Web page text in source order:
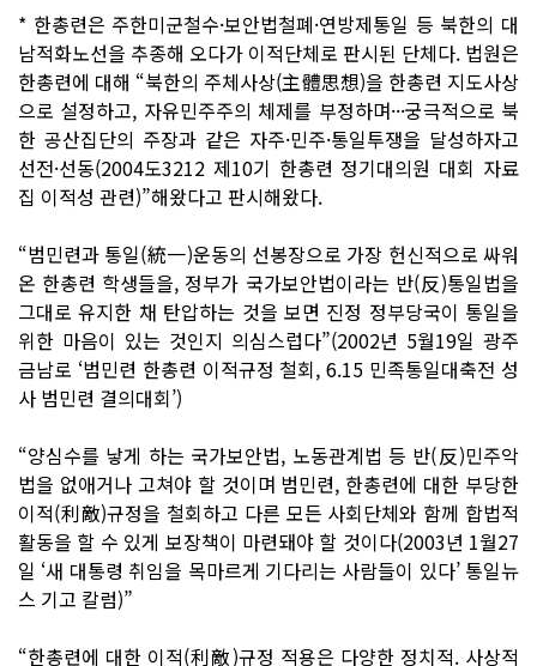
* 한총련은 주한미군철수·보안법철폐·연방제통일 등 북한의 대
남적화노선을 추종해 오다가 이적단체로 판시된 단체다. 법원은
한총련에 대해 “북한의 주체사상(主體思想)을 한총련 지도사상
으로 설정하고, 자유민주주의 체제를 부정하며···궁극적으로 북
한 공산집단의 주장과 같은 자주·민주·통일투쟁을 달성하자고
선전·선동(2004도3212 제10기 한총련 정기대의원 대회 자료
집 이적성 관련)”해왔다고 판시해왔다.
“범민련과 통일(統一)운동의 선봉장으로 가장 헌신적으로 싸워
온 한총련 학생들을, 정부가 국가보안법이라는 반(反)통일법을
그대로 유지한 채 탄압하는 것을 보면 진정 정부당국이 통일을
위한 마음이 있는 것인지 의심스럽다”(2002년 5월19일 광주
금남로 ‘범민련 한총련 이적규정 철회, 6.15 민족통일대축전 성
사 범민련 결의대회’)
“양심수를 낳게 하는 국가보안법, 노동관계법 등 반(反)민주악
법을 없애거나 고쳐야 할 것이며 범민련, 한총련에 대한 부당한
이적(利敵)규정을 철회하고 다른 모든 사회단체와 함께 합법적
활동을 할 수 있게 보장책이 마련돼야 할 것이다(2003년 1월27
일 ‘새 대통령 취임을 목마르게 기다리는 사람들이 있다’ 통일뉴
스 기고 칼럼)”
“한총련에 대한 이적(利敵)규정 적용은 다양한 정치적. 사상적